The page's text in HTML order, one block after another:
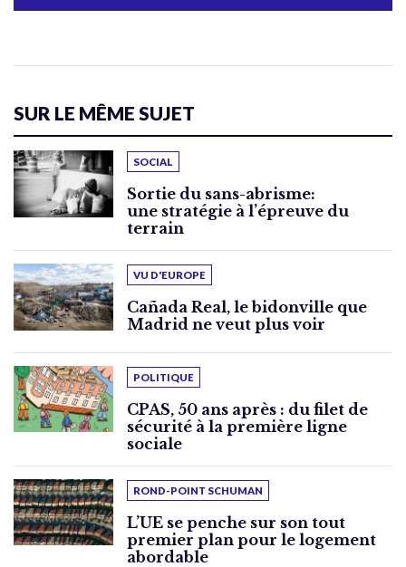
SUR LE MÊME SUJET
SOCIAL
Sortie du sans-abrisme:
une stratégie à l’épreuve du
terrain
VU D'EUROPE
Cañada Real, le bidonville que
Madrid ne veut plus voir
POLITIQUE
CPAS, 50 ans après : du filet de
sécurité à la première ligne
sociale
ROND-POINT SCHUMAN
L’UE se penche sur son tout
premier plan pour le logement
abordable